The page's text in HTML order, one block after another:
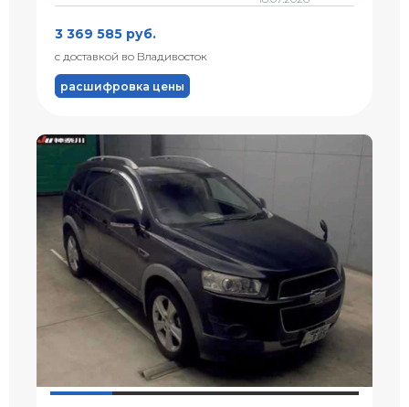
3 369 585 руб.
с доставкой во Владивосток
расшифровка цены